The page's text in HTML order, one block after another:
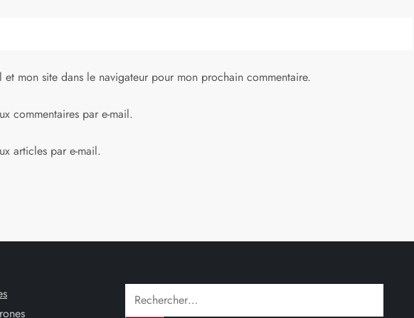
et mon site dans le navigateur pour mon prochain commentaire.
commentaires par e-mail.
articles par e-mail.
Rechercher :